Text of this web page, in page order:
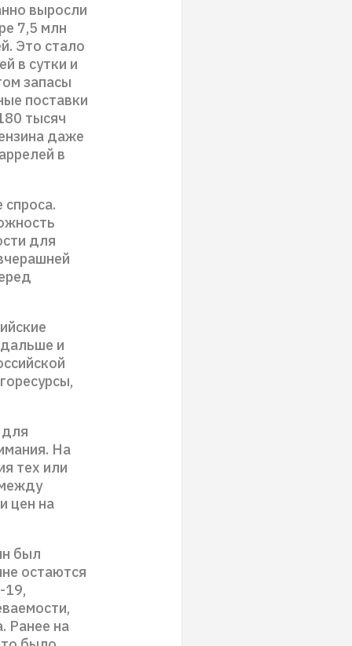
выросли
7,5 млн
Это стало
в сутки и
запасы
поставки
тысяч
даже
в
для
и
На
тех или
цен на
был
остаются
19,
Ранее на